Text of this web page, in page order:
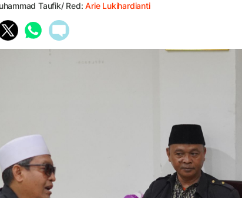
Taufik/ Red:Arie Lukihardianti